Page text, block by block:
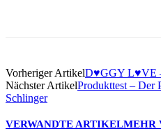
Vorheriger ArtikelD♥GGY L♥VE
Nächster ArtikelProdukttest – Der
Schlinger
VERWANDTE ARTIKELMEHR